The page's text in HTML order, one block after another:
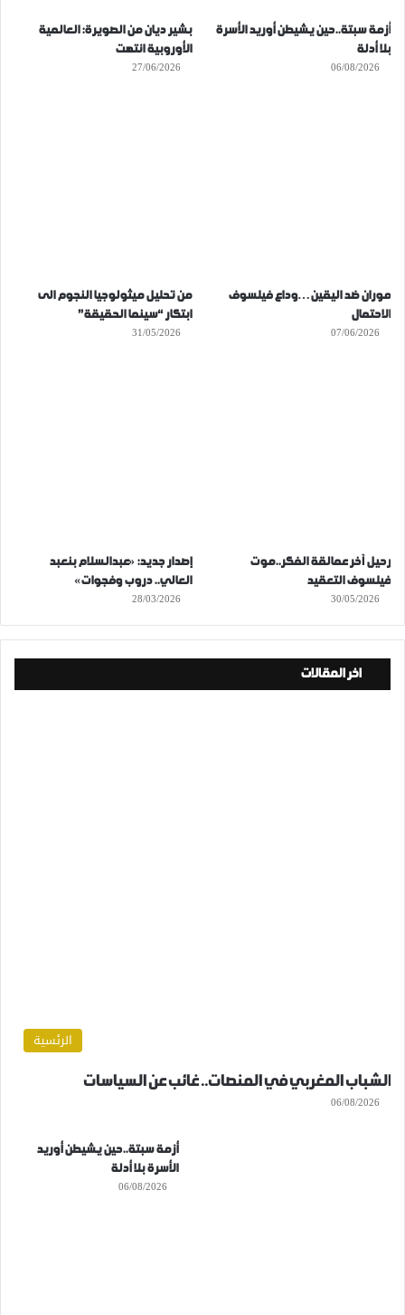
أزمة سبتة..حين يشيطن أوريد الأسرة
بلا أدلة
06/08/2026
بشير ديان من الصويرة: العالمية
الأوروبية انتهت
27/06/2026
موران ضد اليقين…وداع فيلسوف
الاحتمال
07/06/2026
من تحليل ميثولوجيا النجوم الى
ابتكار “سينما الحقيقة”
31/05/2026
رحيل آخر عمالقة الفكر..موت
فيلسوف التعقيد
30/05/2026
إصدار جديد: «عبدالسلام بنعبد
العالي.. دروب وفجوات»
28/03/2026
اخر المقالات
الرئسية
الشباب المغربي في المنصات.. غائب عن السياسات
06/08/2026
أزمة سبتة..حين يشيطن أوريد
الأسرة بلا أدلة
06/08/2026